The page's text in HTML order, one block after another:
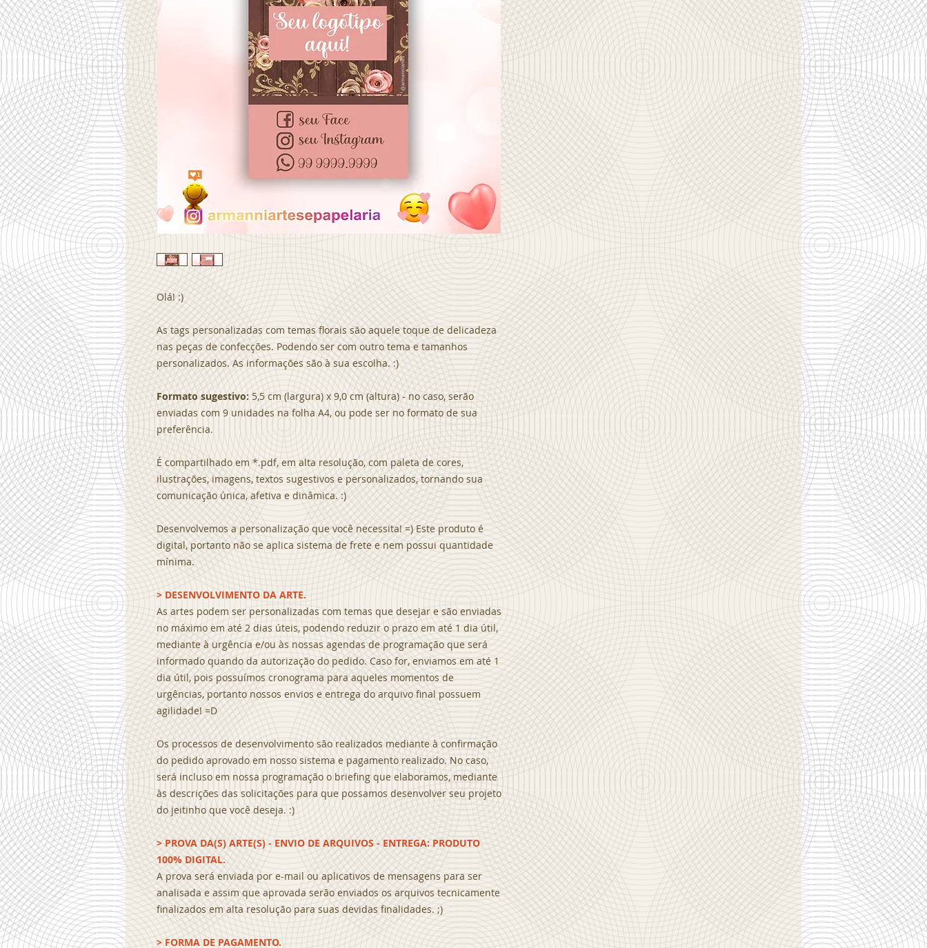
Olá! :)
As tags personalizadas com temas florais são aquele toque de delicadeza
nas peças de confecções. Podendo ser com outro tema e tamanhos
personalizados. As informações são à sua escolha. :)
Formato sugestivo: 5,5 cm (largura) x 9,0 cm (altura) - no caso, serão
enviadas com 9 unidades na folha A4, ou pode ser no formato de sua
preferência.
É compartilhado em *.pdf, em alta resolução, com paleta de cores,
ilustrações, imagens, textos sugestivos e personalizados, tornando sua
comunicação única, afetiva e dinâmica. :)
Desenvolvemos a personalização que você necessita! =) Este produto é
digital, portanto não se aplica sistema de frete e nem possui quantidade
mínima.
> DESENVOLVIMENTO DA ARTE.
As artes podem ser personalizadas com temas que desejar e são enviadas
no máximo em até 2 dias úteis, podendo reduzir o prazo em até 1 dia útil,
mediante à urgência e/ou às nossas agendas de programação que será
informado quando da autorização do pedido. Caso for, enviamos em até 1
dia útil, pois possuímos cronograma para aqueles momentos de
urgências, portanto nossos envios e entrega do arquivo final possuem
agilidade! =D
Os processos de desenvolvimento são realizados mediante à confirmação
do pedido aprovado em nosso sistema e pagamento realizado. No caso,
será incluso em nossa programação o briefing que elaboramos, mediante
às descrições das solicitações para que possamos desenvolver seu projeto
do jeitinho que você deseja. :)
> PROVA DA(S) ARTE(S) - ENVIO DE ARQUIVOS - ENTREGA: PRODUTO
100% DIGITAL.
A prova será enviada por e-mail ou aplicativos de mensagens para ser
analisada e assim que aprovada serão enviados os arquivos tecnicamente
finalizados em alta resolução para suas devidas finalidades. ;)
> FORMA DE PAGAMENTO.